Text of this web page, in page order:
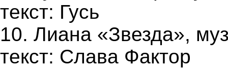
текст: Гусь
10. Лиана «Звезда»,
текст: Слава Фактор